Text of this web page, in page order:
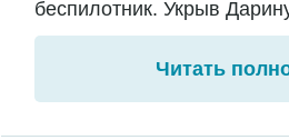
беспилотник. Укрыв
Читать